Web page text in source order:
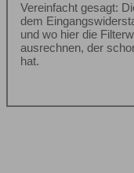
Vereinfacht gesagt:
dem
und wo hier die
ausrechnen, der
hat.